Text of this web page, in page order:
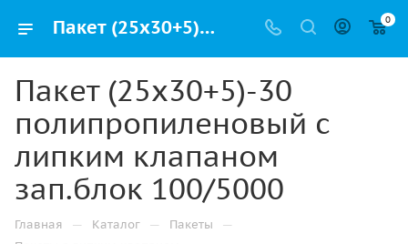
Пакет (25х30+5)-30 полипропиленовый с липким клапаном зап.блок 100/5000 купить в Ижевске с доставкой оптом и в розницу 0
Пакет (25х30+5)-30
полипропиленовый с
липким клапаном
зап.блок 100/5000
Главная — Каталог — Пакеты —